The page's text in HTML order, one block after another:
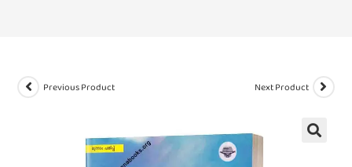
Previous Product Next Product